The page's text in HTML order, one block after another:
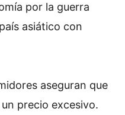
por la guerra
asiático con
aseguran que
precio excesivo.